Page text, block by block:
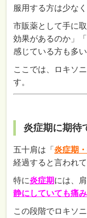
服用する方は少な
市販薬として手に
効果があるのか」
感じている方も多
ここでは、ロキソ
す。
炎症期に期待
五十肩は「炎症期
経過すると言われて
特に炎症期には、
静にしていても痛
この段階でロキソ